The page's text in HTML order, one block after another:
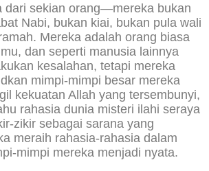
dari sekian orang—mereka bukan
Nabi, bukan kiai, bukan pula wali
Mereka adalah orang biasa
dan seperti manusia lainnya
kesalahan, tetapi mereka
mimpi-mimpi besar mereka
kekuatan Allah yang tersembunyi,
rahasia dunia misteri ilahi seraya
zikir sebagai sarana yang
meraih rahasia-rahasia dalam
mimpi mereka menjadi nyata.